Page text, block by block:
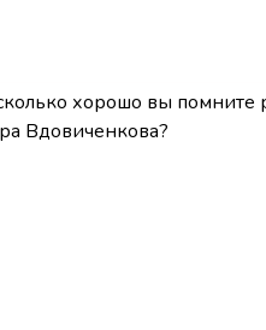
хорошо вы помните
Вдовиченкова?